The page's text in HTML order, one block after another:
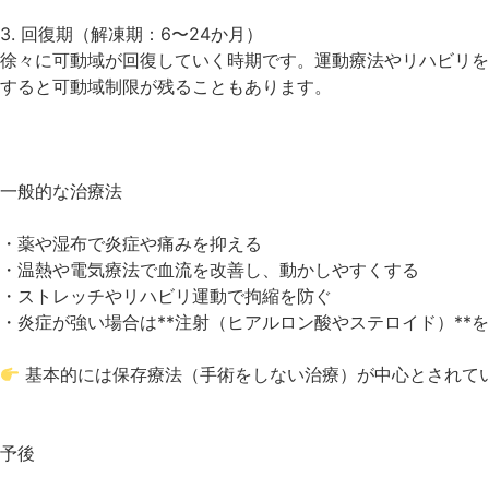
3. 回復期（解凍期：6〜24か月）
徐々に可動域が回復していく時期です。運動療法やリハビリ
すると可動域制限が残ることもあります。
一般的な治療法
・薬や湿布で炎症や痛みを抑える
・温熱や電気療法で血流を改善し、動かしやすくする
・ストレッチやリハビリ運動で拘縮を防ぐ
・炎症が強い場合は**注射（ヒアルロン酸やステロイド）**
基本的には保存療法（手術をしない治療）が中心とされて
予後